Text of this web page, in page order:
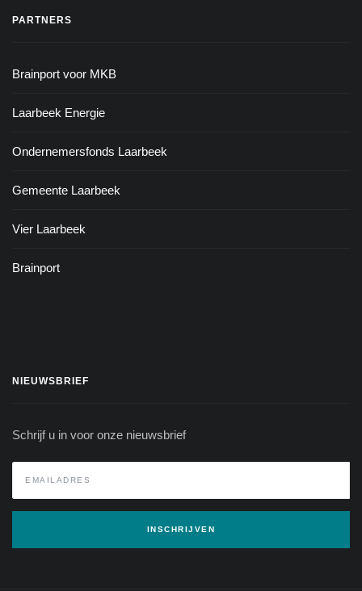
PARTNERS
Brainport voor MKB
Laarbeek Energie
Ondernemersfonds Laarbeek
Gemeente Laarbeek
Vier Laarbeek
Brainport
NIEUWSBRIEF
Schrijf u in voor onze nieuwsbrief
INSCHRIJVEN